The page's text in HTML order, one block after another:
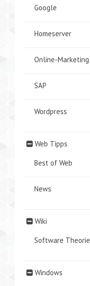
Google
Homeserver
Online-Marketing
SAP
Wordpress
Web Tipps
Best of Web
News
Wiki
Software Theorie
Windows